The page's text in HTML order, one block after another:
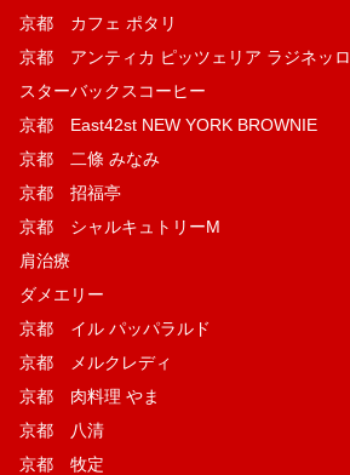
京都 カフェ ポタリ
京都 アンティカ ピッツェリア ラジネッロ
スターバックスコーヒー
京都 East42st NEW YORK BROWNIE
京都 二條 みなみ
京都 招福亭
京都 シャルキュトリーM
肩治療
ダメエリー
京都 イル パッパラルド
京都 メルクレディ
京都 肉料理 やま
京都 八清
京都 牧定